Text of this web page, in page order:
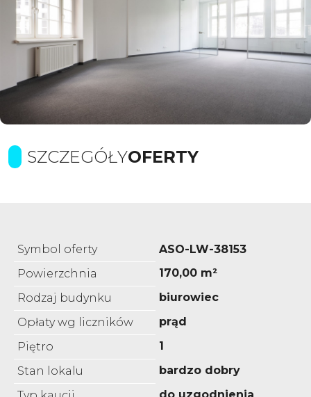
SZCZEGÓŁYOFERTY
Symbol oferty
ASO-LW-38153
Powierzchnia
170,00 m²
Rodzaj budynku
biurowiec
Opłaty wg liczników
prąd
Piętro
1
Stan lokalu
bardzo dobry